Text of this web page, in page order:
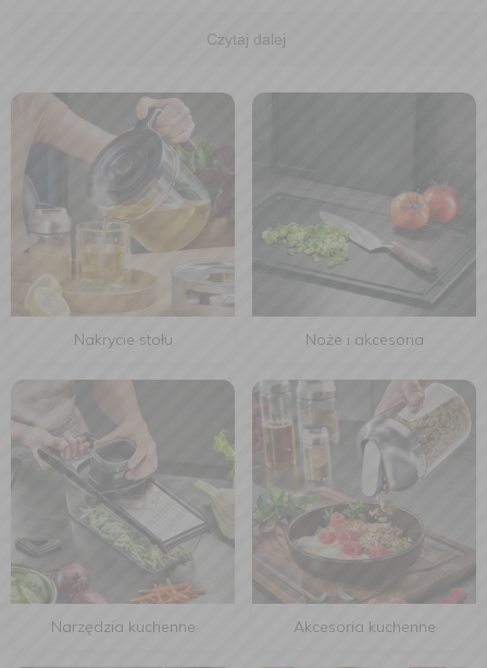
Czytaj dalej
Nakrycie stołu Noże i akcesoria
Narzędzia kuchenne Akcesoria kuchenne